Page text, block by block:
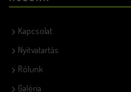
Kapcsolat
Nyitvatartás
Rólunk
Galéria